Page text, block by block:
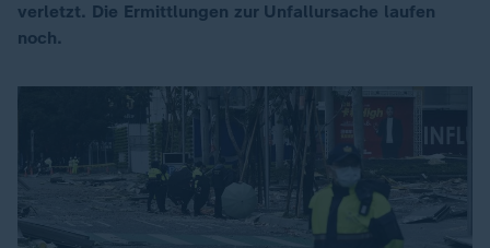
verletzt. Die Ermittlungen zur Unfallursache laufen
noch.